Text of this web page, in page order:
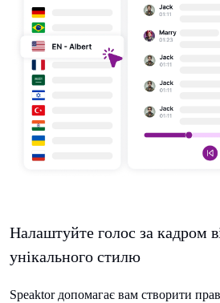
Налаштуйте голос за кадром
унікального стилю
Speaktor допомагає вам створити